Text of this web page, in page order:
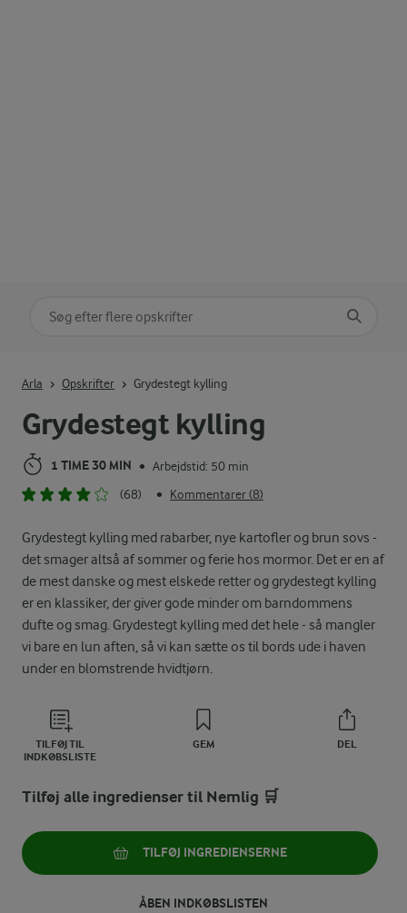
Grydestegt kylling
1 TIME 30 MIN • Arbejdstid: 50 min
(68)
• Kommentarer (8)
Grydestegt kylling med rabarber, nye kartofler og brun sovs -
det smager altså af sommer og ferie hos mormor. Det er en af
de mest danske og mest elskede retter og grydestegt kylling
er en klassiker, der giver gode minder om barndommens
dufte og smag. Grydestegt kylling med det hele - så mangler
vi bare en lun aften, så vi kan sætte os til bords ude i haven
under en blomstrende hvidtjørn.
TILFØJ TIL
INDKØBSLISTE
GEM DEL
Arla Opskrifter Grydestegt kylling
Tilføj alle ingredienser til Nemlig 🛒
TILFØJ INGREDIENSERNE
ÅBEN INDKØBSLISTEN
Søg på kategori